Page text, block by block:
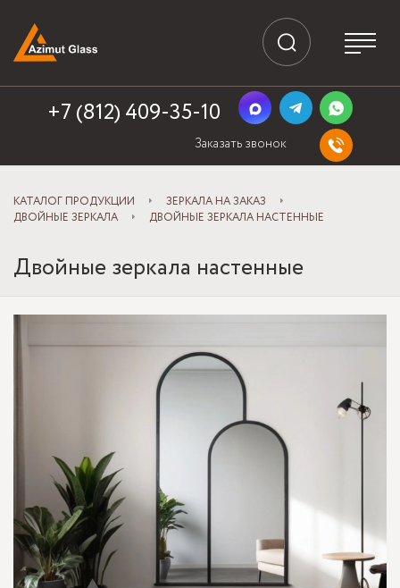
+7 (812) 409-35-10
Заказать звонок
КАТАЛОГ ПРОДУКЦИИ
ЗЕРКАЛА НА ЗАКАЗ
ДВОЙНЫЕ ЗЕРКАЛА
ДВОЙНЫЕ ЗЕРКАЛА НАСТЕННЫЕ
Двойные зеркала настенные